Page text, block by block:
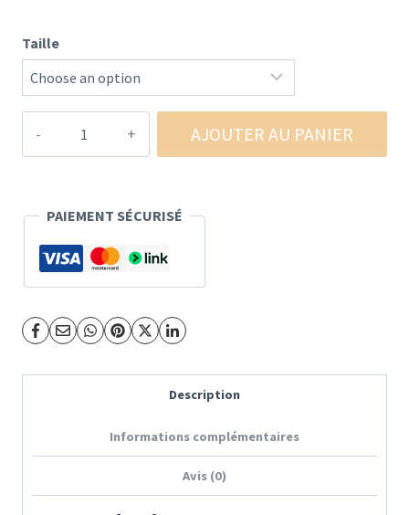
Taille
de
Plus
paillettes
Rosaz
AJOUTER AU PANIER
PAIEMENT SÉCURISÉ
Description
Informations complémentaires
Avis (0)